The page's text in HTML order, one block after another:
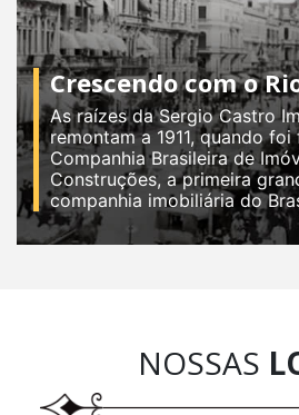
Crescendo com o
As raízes da Sergio Castro
remontam a 1911, quando foi
Companhia Brasileira de
Construções, a primeira
companhia imobiliária do
NOSSAS